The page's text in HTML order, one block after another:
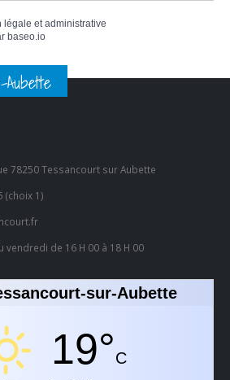
légale et administrative
baseo.io
78250 Tessancourt sur Aubette
(choix 1)
vendredi de 16 H 00 à 18 H 00
sur-Aubette
19°C